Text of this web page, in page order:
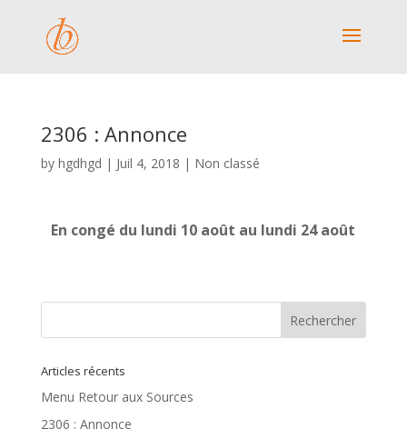
2306 : Annonce
by hgdhgd | Juil 4, 2018 | Non classé
En congé du lundi 10 août au lundi 24 août
Articles récents
Menu Retour aux Sources
2306 : Annonce